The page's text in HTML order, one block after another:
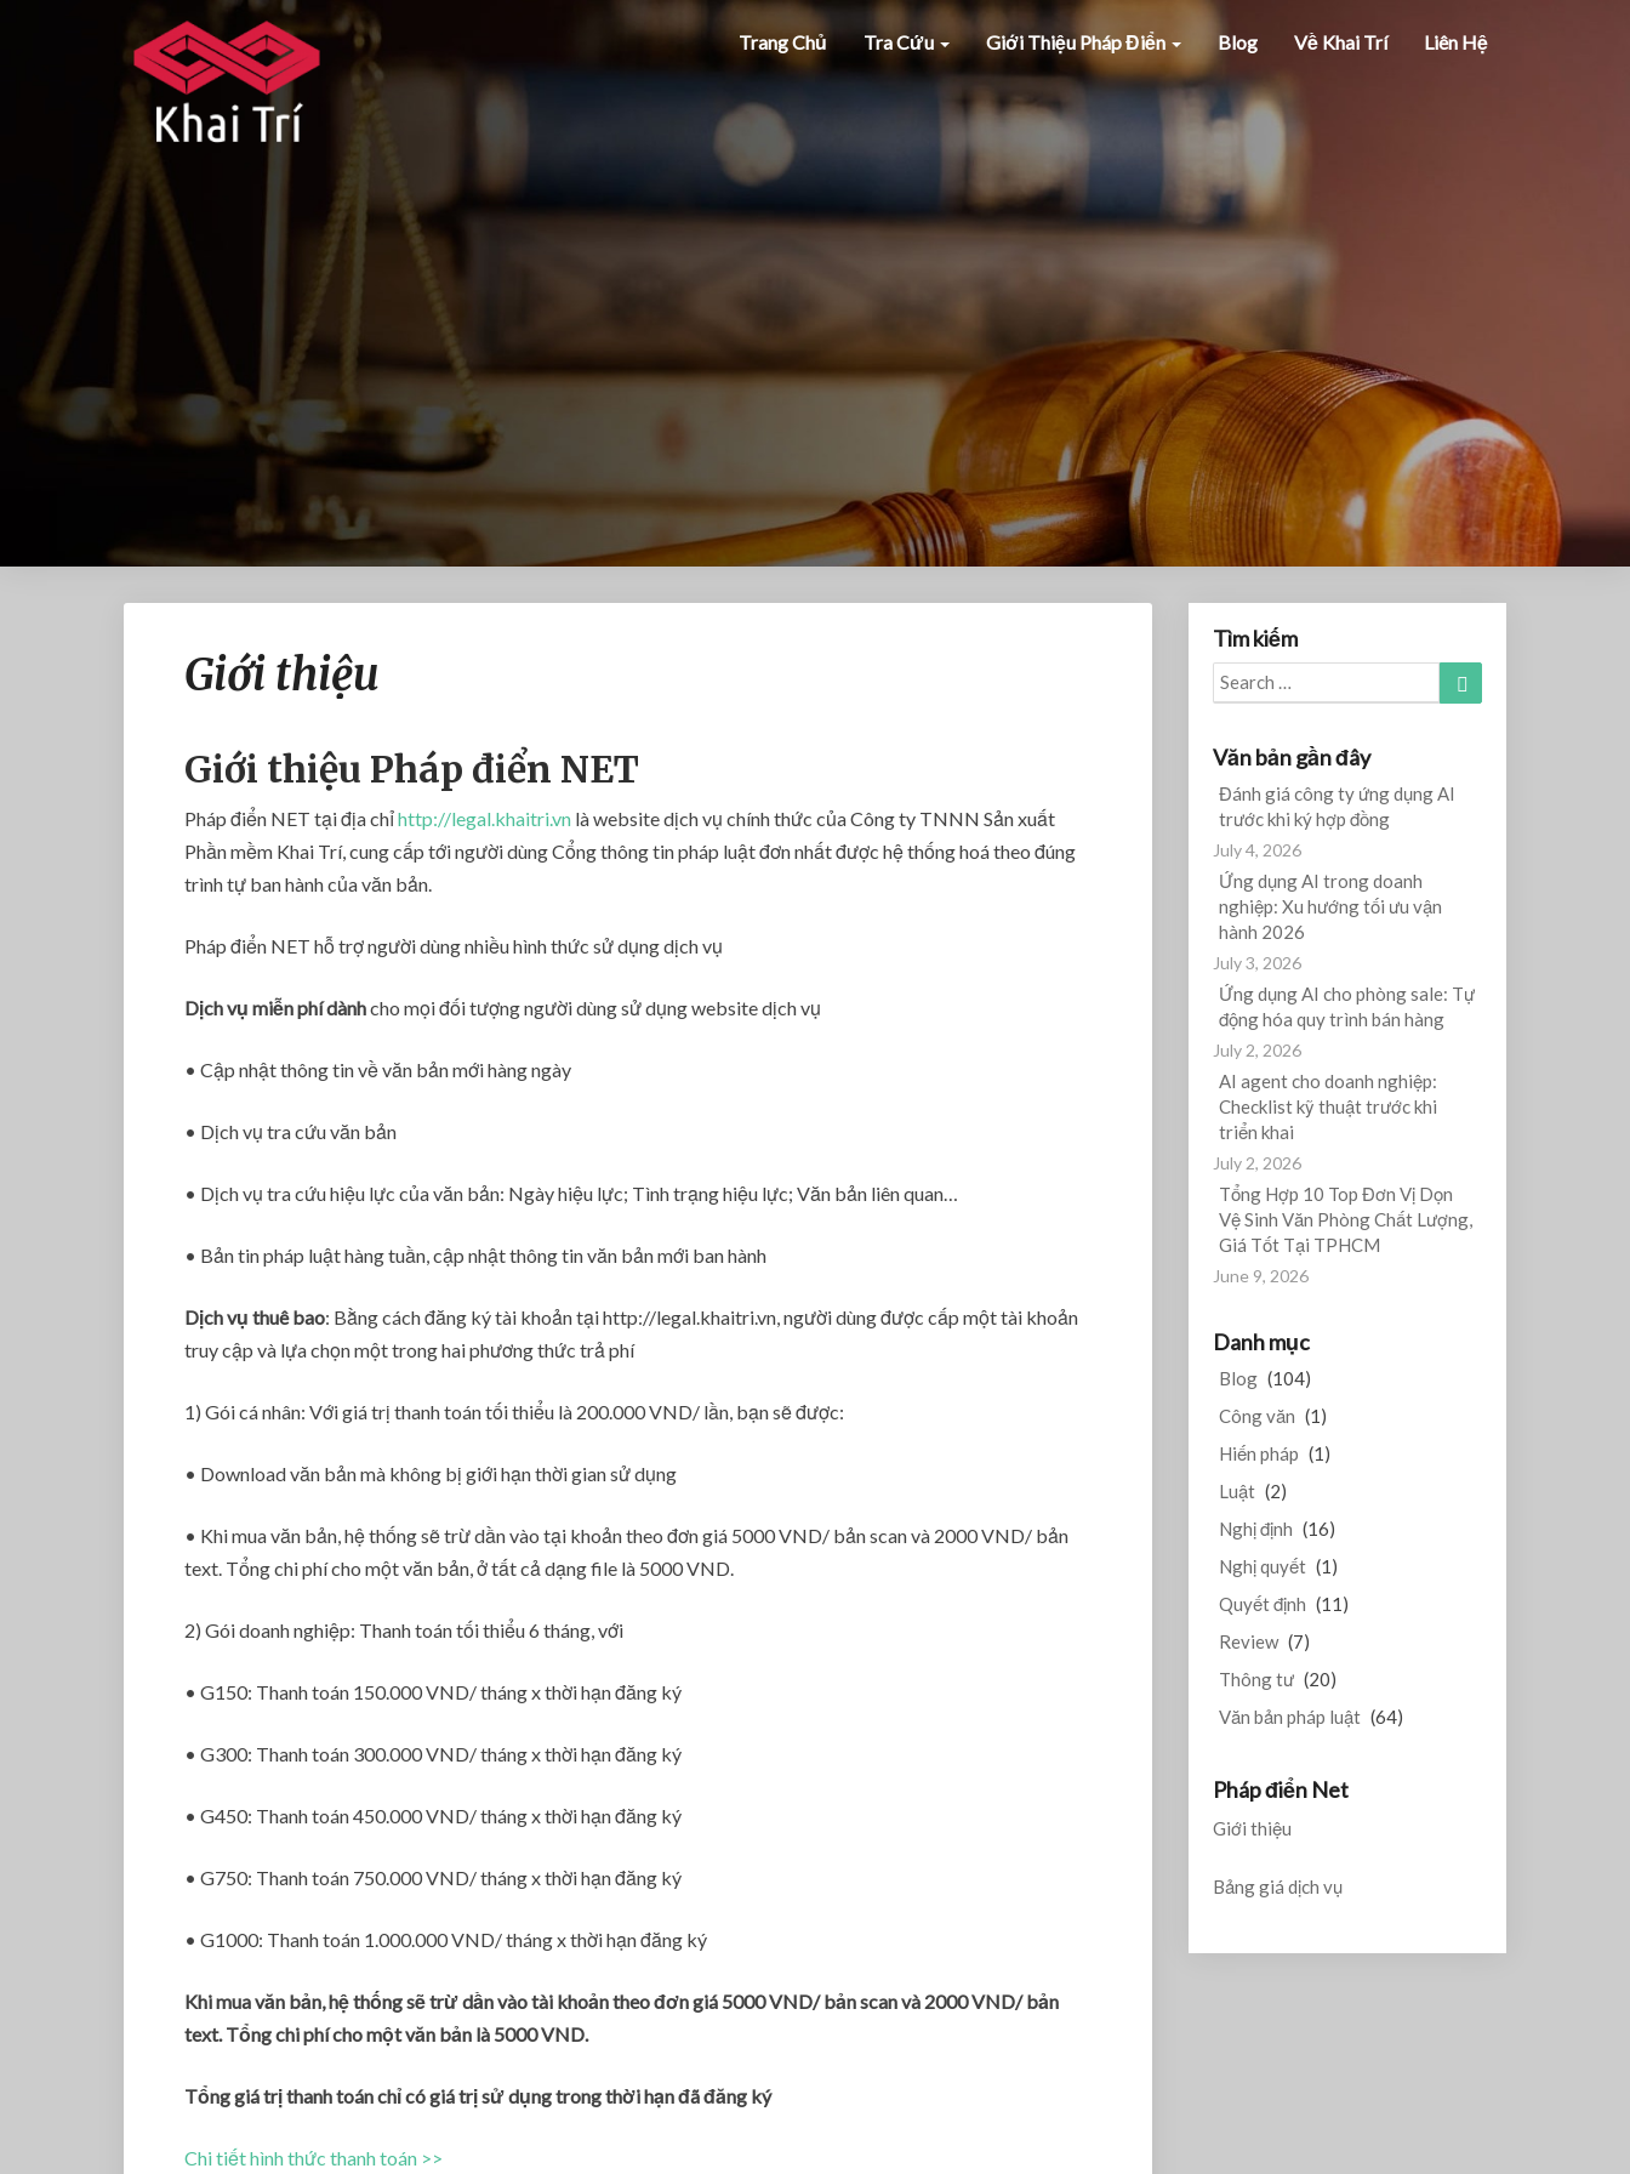
Trang Chủ Tra Cứu Giới Thiệu Pháp Điển Blog Về Khai Trí Liên Hệ
h
ệ
u
Giới thiệu
Giới thiệu Pháp điển NET
Pháp điển NET tại địa chỉhttp://legal.khaitri.vn là website dịch vụ chính thức của Công ty TNNN Sản xuất
Phần mềm Khai Trí, cung cấp tới người dùng Cổng thông tin pháp luật đơn nhất được hệ thống hoá theo đúng
trình tự ban hành của văn bản.
Pháp điển NET hỗ trợ người dùng nhiều hình thức sử dụng dịch vụ
Dịch vụ miễn phí dànhcho mọi đối tượng người dùng sử dụng website dịch vụ
• Cập nhật thông tin về văn bản mới hàng ngày
• Dịch vụ tra cứu văn bản
• Dịch vụ tra cứu hiệu lực của văn bản: Ngày hiệu lực; Tình trạng hiệu lực; Văn bản liên quan…
• Bản tin pháp luật hàng tuần, cập nhật thông tin văn bản mới ban hành
Dịch vụ thuê bao: Bằng cách đăng ký tài khoản tại http://legal.khaitri.vn, người dùng được cấp một tài khoản
truy cập và lựa chọn một trong hai phương thức trả phí
1) Gói cá nhân: Với giá trị thanh toán tối thiểu là 200.000 VND/ lần, bạn sẽ được:
• Download văn bản mà không bị giới hạn thời gian sử dụng
• Khi mua văn bản, hệ thống sẽ trừ dần vào tại khoản theo đơn giá 5000 VND/ bản scan và 2000 VND/ bản
text. Tổng chi phí cho một văn bản, ở tất cả dạng file là 5000 VND.
2) Gói doanh nghiệp: Thanh toán tối thiểu 6 tháng, với
• G150: Thanh toán 150.000 VND/ tháng x thời hạn đăng ký
• G300: Thanh toán 300.000 VND/ tháng x thời hạn đăng ký
• G450: Thanh toán 450.000 VND/ tháng x thời hạn đăng ký
• G750: Thanh toán 750.000 VND/ tháng x thời hạn đăng ký
• G1000: Thanh toán 1.000.000 VND/ tháng x thời hạn đăng ký
Khi mua văn bản, hệ thống sẽ trừ dần vào tài khoản theo đơn giá 5000 VND/ bản scan và 2000 VND/ bản
text. Tổng chi phí cho một văn bản là 5000 VND.
Tổng giá trị thanh toán chỉ có giá trị sử dụng trong thời hạn đã đăng ký
Chi tiết hình thức thanh toán >>
Tìm kiếm
Search
for:
Văn bản gần đây
Đánh giá công ty ứng dụng AI
trước khi ký hợp đồng
July 4, 2026
Ứng dụng AI trong doanh
nghiệp: Xu hướng tối ưu vận
hành 2026
July 3, 2026
Ứng dụng AI cho phòng sale: Tự
động hóa quy trình bán hàng
July 2, 2026
AI agent cho doanh nghiệp:
Checklist kỹ thuật trước khi
triển khai
July 2, 2026
Tổng Hợp 10 Top Đơn Vị Dọn
Vệ Sinh Văn Phòng Chất Lượng,
Giá Tốt Tại TPHCM
June 9, 2026
Danh mục
Blog (104)
Công văn (1)
Hiến pháp (1)
Luật (2)
Nghị định (16)
Nghị quyết (1)
Quyết định (11)
Review (7)
Thông tư (20)
Văn bản pháp luật (64)
Pháp điển Net
Giới thiệu
Bảng giá dịch vụ